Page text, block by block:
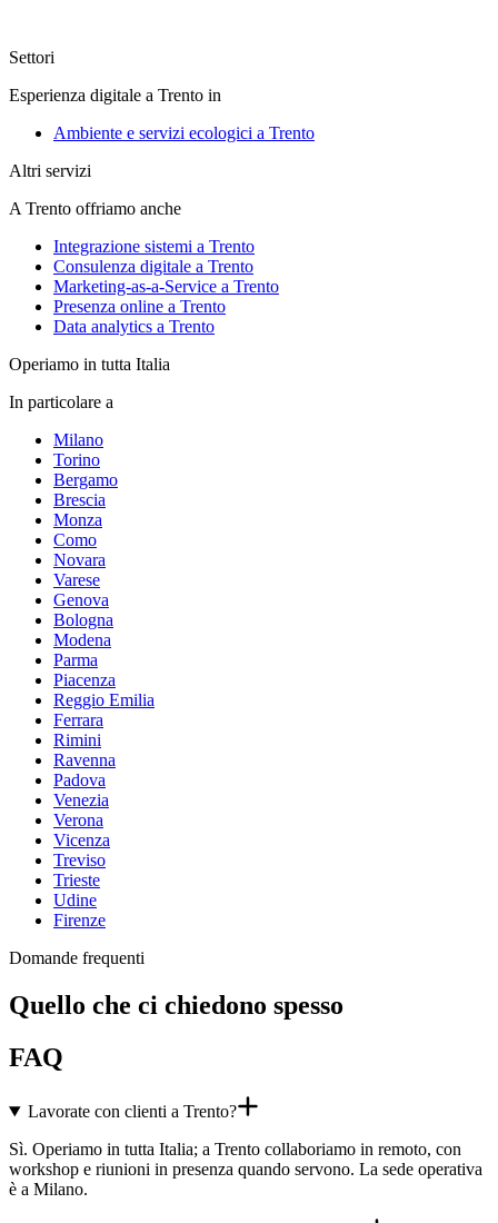
Settori
Esperienza digitale a Trento in
Ambiente e servizi ecologici a Trento
Altri servizi
A Trento offriamo anche
Integrazione sistemi a Trento
Consulenza digitale a Trento
Marketing-as-a-Service a Trento
Presenza online a Trento
Data analytics a Trento
Operiamo in tutta Italia
In particolare a
Milano
Torino
Bergamo
Brescia
Monza
Como
Novara
Varese
Genova
Bologna
Modena
Parma
Piacenza
Reggio Emilia
Ferrara
Rimini
Ravenna
Padova
Venezia
Verona
Vicenza
Treviso
Trieste
Udine
Firenze
Domande frequenti
Quello che ci chiedono spesso
FAQ
Lavorate con clienti a Trento?
Sì. Operiamo in tutta Italia; a Trento collaboriamo in remoto, con
workshop e riunioni in presenza quando servono. La sede operativa
è a Milano.